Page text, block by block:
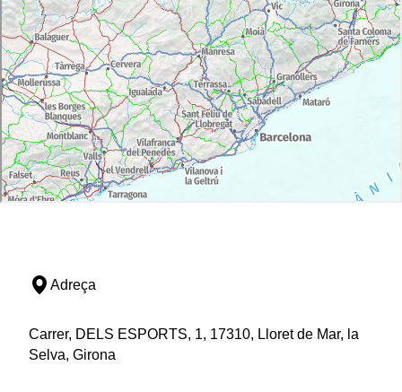
Adreça
Carrer, DELS ESPORTS, 1, 17310, Lloret de Mar, la
Selva, Girona